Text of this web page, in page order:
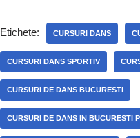
Etichete: CURSURI DANS
CURSURI DANS SPORTIV
CURSURI DE DANS BUCURESTI
CURSURI DE DANS IN BUCURESTI